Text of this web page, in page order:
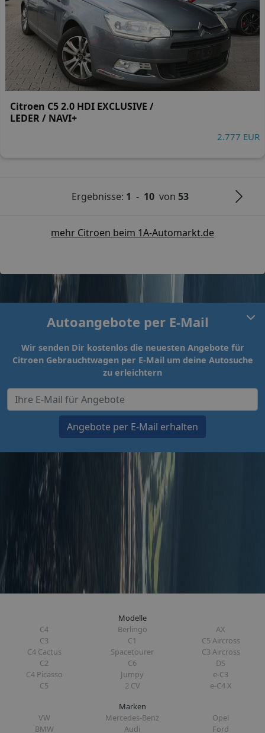
Citroen C5 2.0 HDI EXCLUSIVE /
LEDER / NAVI+
2.777 EUR
Ergebnisse: 1 - 10von 53
mehr Citroen beim 1A-Automarkt.de
Autoangebote per E-Mail
Wir senden Dir kostenlos die neuesten Angebote für
Citroen Gebrauchtwagen per E-Mail um deine Autosuche
zu erleichtern
Angebote per E-Mail erhalten
Modelle
C4
Berlingo
AX
C3
C1
C5 Aircross
C4 Cactus
Spacetourer
C3 Aircross
C2
C6
DS
C4 Picasso
Jumpy
e-C3
C5
2 CV
e-C4 X
Marken
VW
Mercedes-Benz
Opel
BMW
Audi Ford